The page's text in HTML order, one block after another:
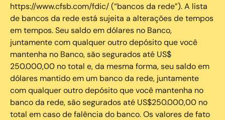
https://www.cfsb.com/fdic/ (“bancos da rede”). A lista
de bancos da rede está sujeita a alterações de tempos
em tempos. Seu saldo em dólares no Banco,
juntamente com qualquer outro depósito que você
mantenha no Banco, são segurados até US$
250.000,00 no total e, da mesma forma, seu saldo em
dólares mantido em um banco da rede, juntamente
com qualquer outro depósito que você mantenha no
banco da rede, são segurados até US$250.000,00 no
total em caso de falência do banco. Os valores de fato